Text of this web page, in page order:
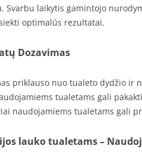
Svarbu laikytis gamintojo
optimalūs rezultatai.
Dozavimas
priklauso nuo tualeto dydžio ir
tualetams gali
naudojamiems tualetams gali
lauko tualetams –